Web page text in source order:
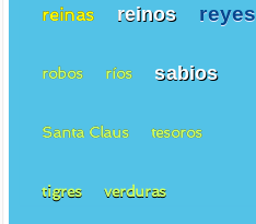
reinas reinos reyes
robos ríos sabios
Santa Claus tesoros
tigres verduras